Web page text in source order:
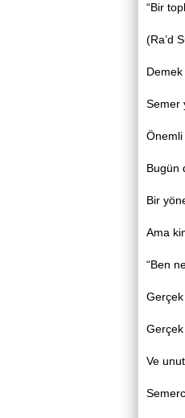
“Bir
(Ra’d
Demek
Semer
Önemli
Bugün
Bir
Ama
“Ben
Ve